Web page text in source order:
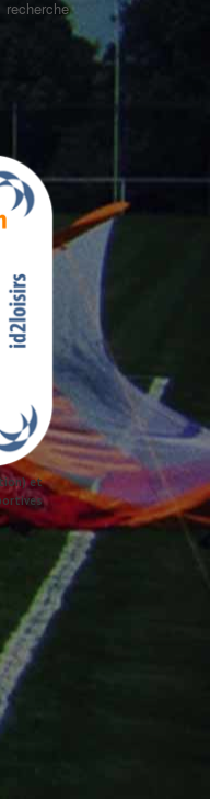
et